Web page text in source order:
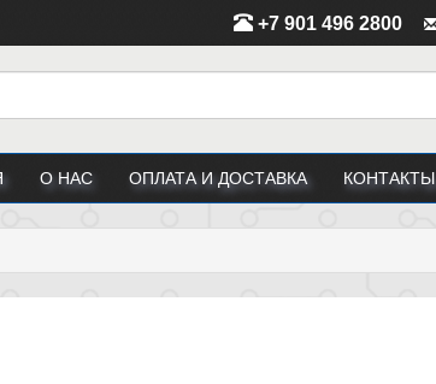
+7 901 496 2800
О НАС ОПЛАТА И ДОСТАВКА КОНТАКТЫ